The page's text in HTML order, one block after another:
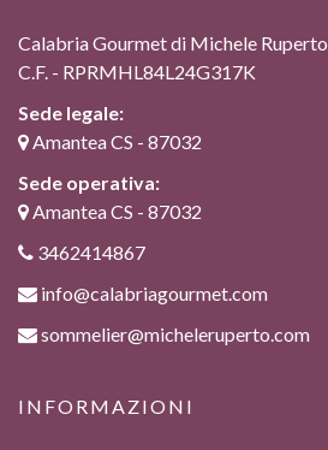
Calabria Gourmet di Michele Ruperto
C.F. - RPRMHL84L24G317K
Sede legale:
Amantea CS - 87032
Sede operativa:
Amantea CS - 87032
3462414867
info@calabriagourmet.com
sommelier@micheleruperto.com
INFORMAZIONI